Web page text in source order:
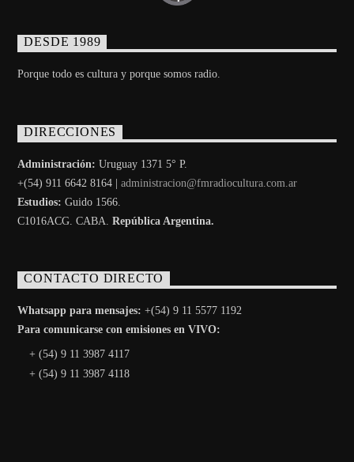
DESDE 1989
Porque todo es cultura y porque somos radio.
DIRECCIONES
Administración: Uruguay 1371 5° P.
+(54) 911 6642 8164 |administracion@fmradiocultura.com.ar
Estudios: Guido 1566.
C1016ACG . CABA.República Argentina.
CONTACTO DIRECTO
Whatsapp para mensajes: +(54) 9 11 5577 1192
Para comunicarse con emisiones en VIVO:
+ (54) 9 11 3987 4117
+ (54) 9 11 3987 4118